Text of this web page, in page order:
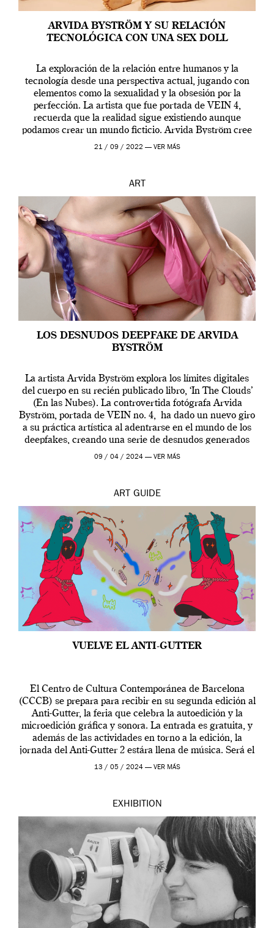
ARVIDA BYSTRÖM Y SU RELACIÓN
TECNOLÓGICA CON UNA SEX DOLL
La exploración de la relación entre humanos y la
tecnología desde una perspectiva actual, jugando con
elementos como la sexualidad y la obsesión por la
perfección. La artista que fue portada de VEIN 4,
recuerda que la realidad sigue existiendo aunque
podamos crear un mundo ficticio. Arvida Byström cree
que los humanos tienen un complejo […]
21 / 09 / 2022 — VER MÁS
ART
LOS DESNUDOS DEEPFAKE DE ARVIDA
BYSTRÖM
La artista Arvida Byström explora los límites digitales
del cuerpo en su recién publicado libro, ‘In The Clouds’
(En las Nubes). La controvertida fotógrafa Arvida
Byström, portada de VEIN no. 4, ha dado un nuevo giro
a su práctica artística al adentrarse en el mundo de los
deepfakes, creando una serie de desnudos generados
por […]
09 / 04 / 2024 — VER MÁS
ART GUIDE
VUELVE EL ANTI-GUTTER
El Centro de Cultura Contemporánea de Barcelona
(CCCB) se prepara para recibir en su segunda edición al
Anti-Gutter, la feria que celebra la autoedición y la
microedición gráfica y sonora. La entrada es gratuita, y
además de las actividades en torno a la edición, la
jornada del Anti-Gutter 2 estára llena de música. Será el
[…]
13 / 05 / 2024 — VER MÁS
EXHIBITION